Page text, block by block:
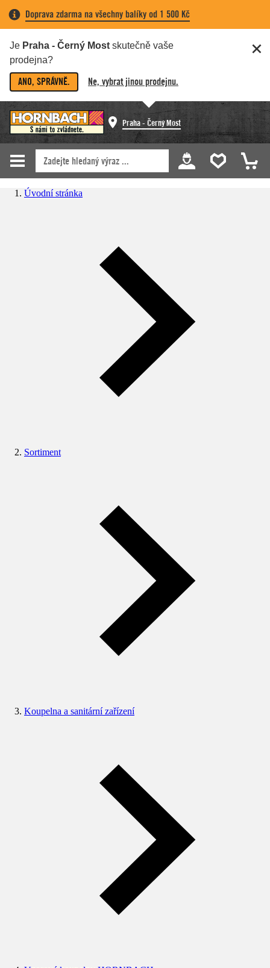
Doprava zdarma na všechny balíky od 1 500 Kč
Je Praha - Černý Most skutečně vaše
prodejna?
ANO, SPRÁVNĚ. Ne, vybrat jinou prodejnu.
Praha - Černý Most
Úvodní stránka
Sortiment
Koupelna a sanitární zařízení